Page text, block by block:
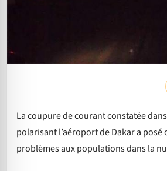
La coupure de courant constatée
polarisant l’aéroport de Dakar a posé
problèmes aux populations dans la